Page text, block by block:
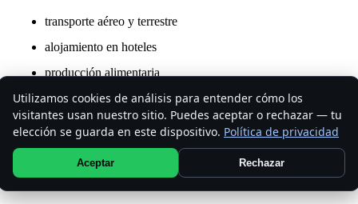
transporte aéreo y terrestre
alojamiento en hoteles
producción alimentaria
uso energético del recinto
residuos materiales
Estos eventos virtuales ofrecen una alternativa más
sostenible que los eventos presenciales tradicionales.
Utilizamos cookies de análisis para entender cómo los
visitantes usan nuestro sitio. Puedes aceptar o rechazar — tu
elección se guarda en este dispositivo. Política de privacidad
Aceptar Rechazar